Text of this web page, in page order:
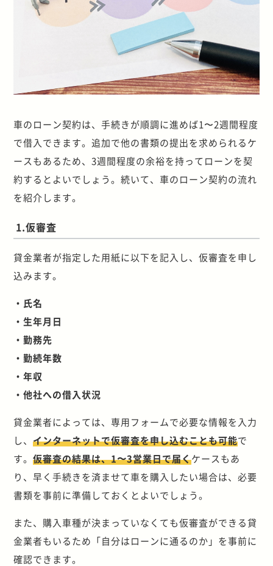
車のローン契約は、手続きが順調に進めば1〜2週間程度
で借入できます。追加で他の書類の提出を求められるケ
ースもあるため、3週間程度の余裕を持ってローンを契
約するとよいでしょう。続いて、車のローン契約の流れ
を紹介します。
1.仮審査
貸金業者が指定した用紙に以下を記入し、仮審査を申し
込みます。
・氏名
・生年月日
・勤務先
・勤続年数
・年収
・他社への借入状況
貸金業者によっては、専用フォームで必要な情報を入力
し、インターネットで仮審査を申し込むことも可能で
す。仮審査の結果は、1〜3営業日で届くケースもあ
り、早く手続きを済ませて車を購入したい場合は、必要
書類を事前に準備しておくとよいでしょう。
また、購入車種が決まっていなくても仮審査ができる貸
金業者もいるため「自分はローンに通るのか」を事前に
確認できます。